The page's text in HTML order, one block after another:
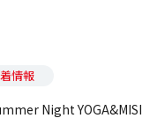
情報
Night